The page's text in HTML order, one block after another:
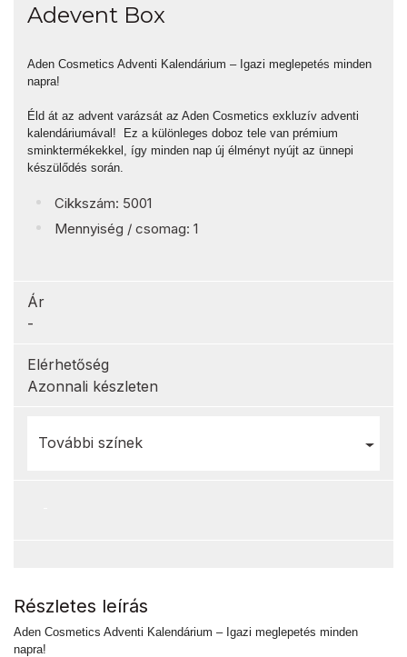
Adevent Box
Aden Cosmetics Adventi Kalendárium – Igazi meglepetés minden
napra!
Éld át az advent varázsát az Aden Cosmetics exkluzív adventi
kalendáriumával! Ez a különleges doboz tele van prémium
sminktermékekkel, így minden nap új élményt nyújt az ünnepi
készülődés során.
Cikkszám: 5001
Mennyiség / csomag: 1
Ár
-
Elérhetőség
Azonnali készleten
További színek
Részletes leírás
Aden Cosmetics Adventi Kalendárium – Igazi meglepetés minden
napra!